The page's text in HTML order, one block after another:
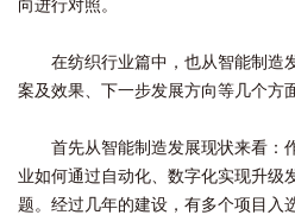
向进行对照。
在纺织行业篇中，也从智能制造
案及效果、下一步发展方向等几个方
首先从智能制造发展现状来看：
业如何通过自动化、数字化实现升级
题。经过几年的建设，有多个项目入